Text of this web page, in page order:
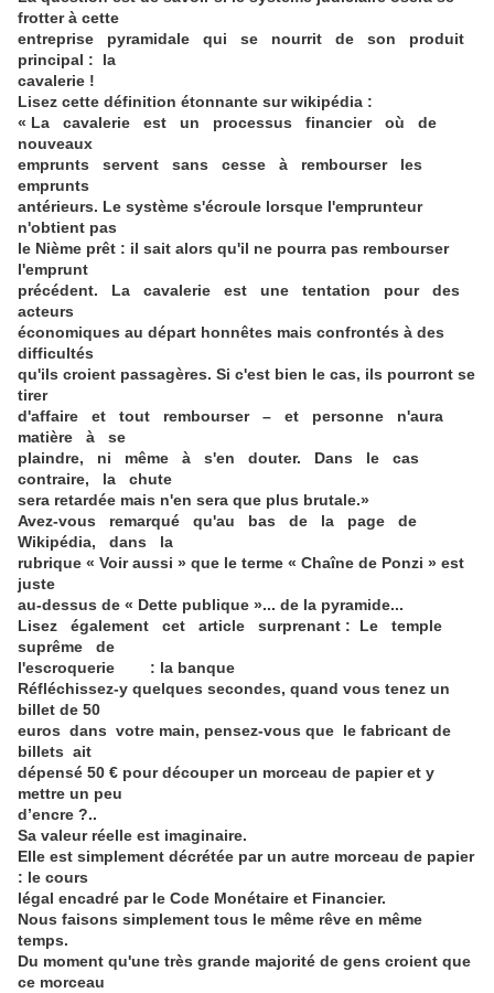
frotter à cette
entreprise pyramidale qui se nourrit de son produit
principal : la
cavalerie !
Lisez cette définition étonnante sur wikipédia :
« La cavalerie est un processus financier où de
nouveaux
emprunts servent sans cesse à rembourser les
emprunts
antérieurs. Le système s'écroule lorsque l'emprunteur
n'obtient pas
le Nième prêt : il sait alors qu'il ne pourra pas rembourser
l'emprunt
précédent. La cavalerie est une tentation pour des
acteurs
économiques au départ honnêtes mais confrontés à des
difficultés
qu'ils croient passagères. Si c'est bien le cas, ils pourront se
tirer
d'affaire et tout rembourser – et personne n'aura
matière à se
plaindre, ni même à s'en douter. Dans le cas
contraire, la chute
sera retardée mais n'en sera que plus brutale.»
Avez-vous remarqué qu'au bas de la page de
Wikipédia, dans la
rubrique « Voir aussi » que le terme « Chaîne de Ponzi » est
juste
au-dessus de « Dette publique »... de la pyramide...
Lisez également cet article surprenant : Le temple
suprême de
l'escroquerie : la banque
Réfléchissez-y quelques secondes, quand vous tenez un
billet de 50
euros dans votre main, pensez-vous que le fabricant de
billets ait
dépensé 50 € pour découper un morceau de papier et y
mettre un peu
d’encre ?..
Sa valeur réelle est imaginaire.
Elle est simplement décrétée par un autre morceau de papier
: le cours
légal encadré par le Code Monétaire et Financier.
Nous faisons simplement tous le même rêve en même
temps.
Du moment qu'une très grande majorité de gens croient que
ce morceau